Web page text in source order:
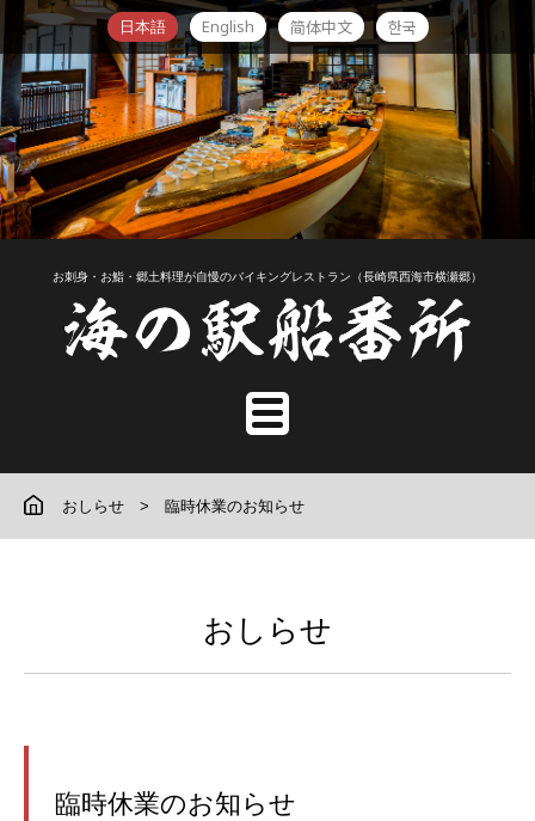
日本語 English 简体中文 한국
お刺身・お鮨・郷土料理が自慢のバイキングレストラン（長崎県西海市横瀬郷）
おしらせ 臨時休業のお知らせ
おしらせ
臨時休業のお知らせ